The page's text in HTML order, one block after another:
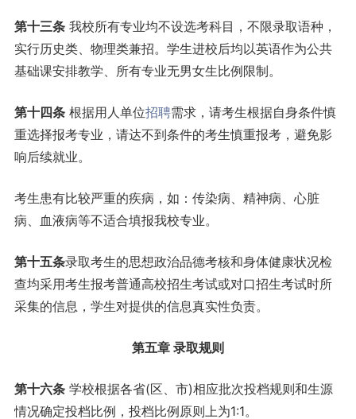
第十三条我校所有专业均不设选考科目，不限录取语种，
实行历史类、物理类兼招。学生进校后均以英语作为公共
基础课安排教学、所有专业无男女生比例限制。
第十四条根据用人单位招聘需求，请考生根据自身条件慎
重选择报考专业，请达不到条件的考生慎重报考，避免影
响后续就业。
考生患有比较严重的疾病，如：传染病、精神病、心脏
病、血液病等不适合填报我校专业。
第十五条录取考生的思想政治品德考核和身体健康状况检
查均采用考生报考普通高校招生考试或对口招生考试时所
采集的信息，学生对提供的信息真实性负责。
第五章 录取规则
第十六条学校根据各省(区、市)相应批次投档规则和生源
情况确定投档比例，投档比例原则上为1:1。